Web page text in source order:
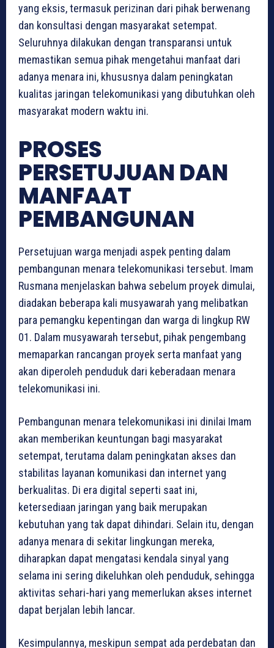
yang eksis, termasuk perizinan dari pihak berwenang
dan konsultasi dengan masyarakat setempat.
Seluruhnya dilakukan dengan transparansi untuk
memastikan semua pihak mengetahui manfaat dari
adanya menara ini, khususnya dalam peningkatan
kualitas jaringan telekomunikasi yang dibutuhkan oleh
masyarakat modern waktu ini.
PROSES
PERSETUJUAN DAN
MANFAAT
PEMBANGUNAN
Persetujuan warga menjadi aspek penting dalam
pembangunan menara telekomunikasi tersebut. Imam
Rusmana menjelaskan bahwa sebelum proyek dimulai,
diadakan beberapa kali musyawarah yang melibatkan
para pemangku kepentingan dan warga di lingkup RW
01. Dalam musyawarah tersebut, pihak pengembang
memaparkan rancangan proyek serta manfaat yang
akan diperoleh penduduk dari keberadaan menara
telekomunikasi ini.
Pembangunan menara telekomunikasi ini dinilai Imam
akan memberikan keuntungan bagi masyarakat
setempat, terutama dalam peningkatan akses dan
stabilitas layanan komunikasi dan internet yang
berkualitas. Di era digital seperti saat ini,
ketersediaan jaringan yang baik merupakan
kebutuhan yang tak dapat dihindari. Selain itu, dengan
adanya menara di sekitar lingkungan mereka,
diharapkan dapat mengatasi kendala sinyal yang
selama ini sering dikeluhkan oleh penduduk, sehingga
aktivitas sehari-hari yang memerlukan akses internet
dapat berjalan lebih lancar.
Kesimpulannya, meskipun sempat ada perdebatan dan